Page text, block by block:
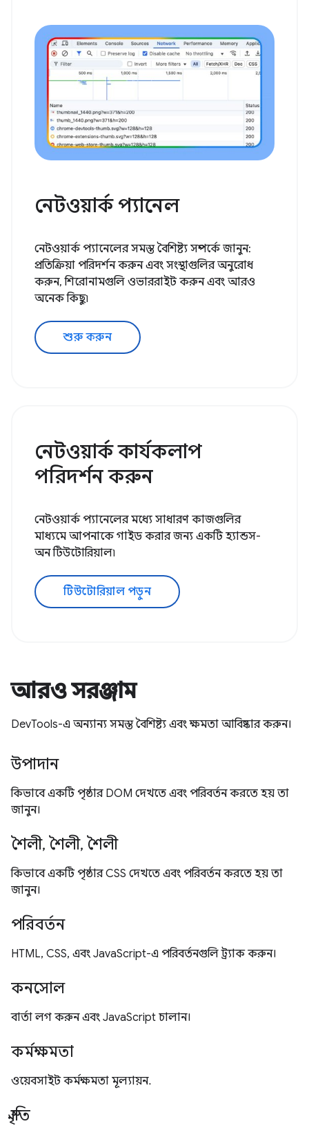
নেটওয়ার্ক প্যানেল
নেটওয়ার্ক প্যানেলের সমস্ত বৈশিষ্ট্য সম্পর্কে জানুন:
প্রতিক্রিয়া পরিদর্শন করুন এবং সংস্থাগুলির অনুরোধ
করুন, শিরোনামগুলি ওভাররাইট করুন এবং আরও
অনেক কিছু৷
শুরু করুন
নেটওয়ার্ক কার্যকলাপ
পরিদর্শন করুন
নেটওয়ার্ক প্যানেলের মধ্যে সাধারণ কাজগুলির
মাধ্যমে আপনাকে গাইড করার জন্য একটি হ্যান্ডস-
অন টিউটোরিয়াল৷
টিউটোরিয়াল পড়ুন
আরও সরঞ্জাম
DevTools-এ অন্যান্য সমস্ত বৈশিষ্ট্য এবং ক্ষমতা আবিষ্কার করুন।
উপাদান
কিভাবে একটি পৃষ্ঠার DOM দেখতে এবং পরিবর্তন করতে হয় তা
জানুন।
শৈলী, শৈলী, শৈলী
কিভাবে একটি পৃষ্ঠার CSS দেখতে এবং পরিবর্তন করতে হয় তা
জানুন।
পরিবর্তন
HTML, CSS, এবং JavaScript-এ পরিবর্তনগুলি ট্র্যাক করুন।
কনসোল
বার্তা লগ করুন এবং JavaScript চালান।
কর্মক্ষমতা
ওয়েবসাইট কর্মক্ষমতা মূল্যায়ন.
স্মৃতি